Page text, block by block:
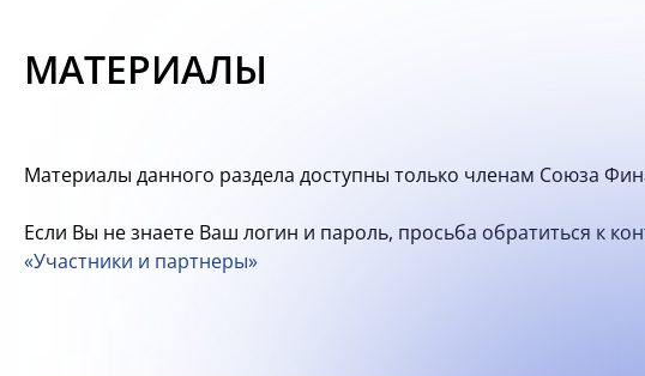
МАТЕРИАЛЫ
Материалы данного раздела доступны только членам Союза
Если Вы не знаете Ваш логин и пароль, просьба обратиться к
«Участники и партнеры»